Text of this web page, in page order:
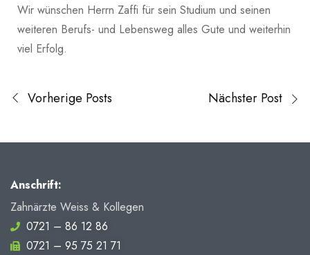
Wir wünschen Herrn Zaffi für sein Studium und seinen
weiteren Berufs- und Lebensweg alles Gute und weiterhin
viel Erfolg.
Vorherige Posts Nächster Post
Anschrift:
Zahnärzte Weiss & Kollegen
0721 – 86 12 86
0721 – 95 75 21 71